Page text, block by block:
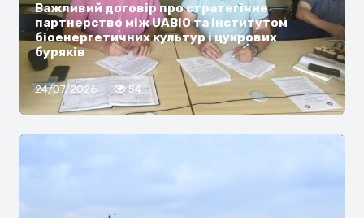
Важливий договір про стратегічне
партнерство між UABIO та Інститутом
біоенергетичних культур і цукрових
буряків
24/07/2026 54